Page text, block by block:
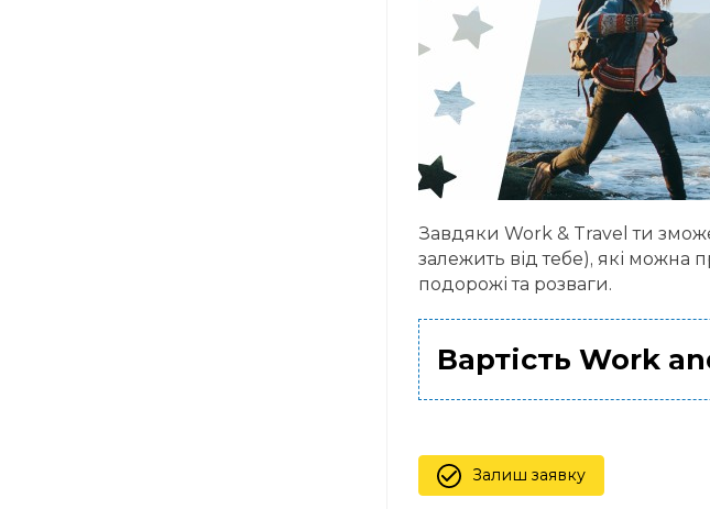
Завдяки Work & Travel ти
залежить від тебе), які можна
подорожі та розваги.
Вартість Work
Залиш заявку